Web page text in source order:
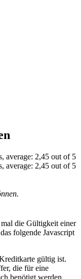
die Gültigkeit einer
folgende Javascript
gültig ist.
die für eine
benötigt werden,